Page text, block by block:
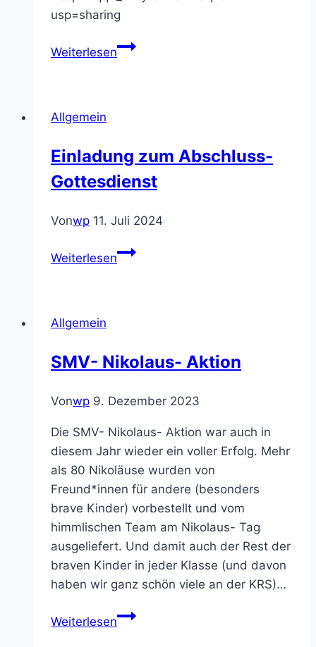
usp=sharing
WeiterlesenWerbe-
Allgemein
Einladung zum Abschluss-
Gottesdienst
Vonwp 11. Juli 2024
WeiterlesenEinladung
Allgemein
SMV- Nikolaus- Aktion
Vonwp 9. Dezember 2023
Die SMV- Nikolaus- Aktion war auch in
diesem Jahr wieder ein voller Erfolg. Mehr
als 80 Nikoläuse wurden von
Freund*innen für andere (besonders
brave Kinder) vorbestellt und vom
himmlischen Team am Nikolaus- Tag
ausgeliefert. Und damit auch der Rest der
braven Kinder in jeder Klasse (und davon
haben wir ganz schön viele an der KRS)…
WeiterlesenSMV-